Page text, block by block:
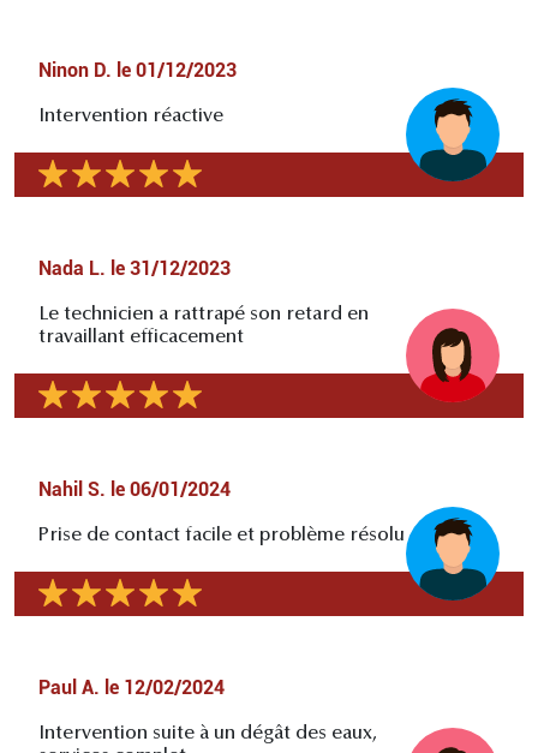
Ninon D. le 01/12/2023
Intervention réactive
Nada L. le 31/12/2023
Le technicien a rattrapé son retard en
travaillant efficacement
Nahil S. le 06/01/2024
Prise de contact facile et problème résolu
Paul A. le 12/02/2024
Intervention suite à un dégât des eaux,